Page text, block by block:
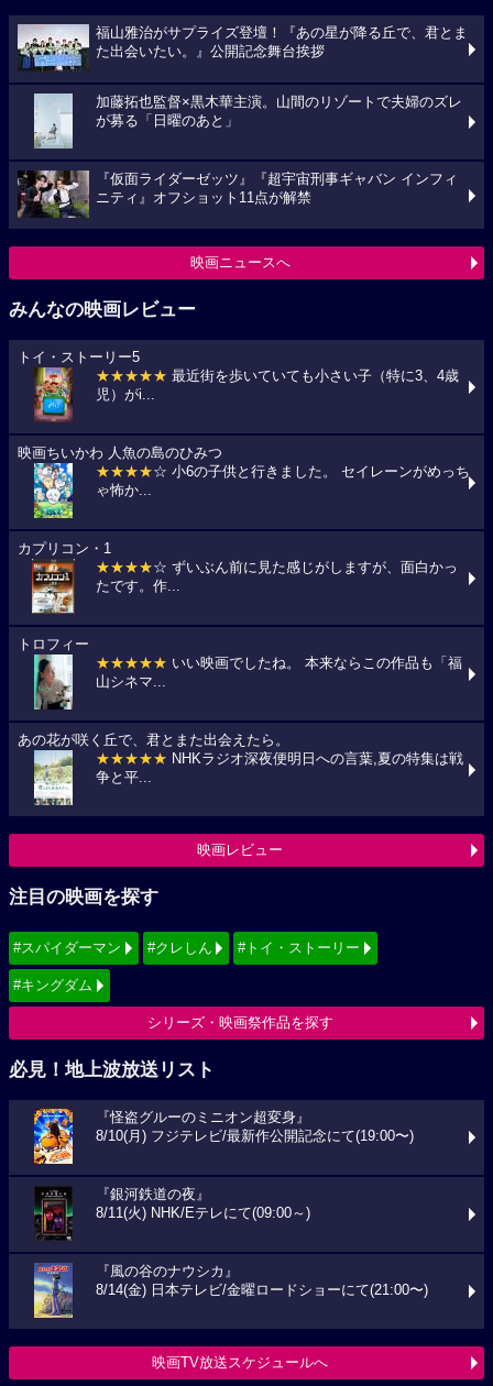
福山雅治がサプライズ登壇！『あの星が降る丘で、君とま
た出会いたい。』公開記念舞台挨拶
加藤拓也監督×黒木華主演。山間のリゾートで夫婦のズレ
が募る「日曜のあと」
『仮面ライダーゼッツ』『超宇宙刑事ギャバン インフィ
ニティ』オフショット11点が解禁
映画ニュースへ
みんなの映画レビュー
トイ・ストーリー5
★★★★★ 最近街を歩いていても小さい子（特に3、4歳
児）がi...
映画ちいかわ 人魚の島のひみつ
★★★★☆ 小6の子供と行きました。 セイレーンがめっち
ゃ怖か...
カプリコン・1
★★★★☆ ずいぶん前に見た感じがしますが、面白かっ
たです。作...
トロフィー
★★★★★ いい映画でしたね。 本来ならこの作品も「福
山シネマ...
あの花が咲く丘で、君とまた出会えたら。
★★★★★ NHKラジオ深夜便明日への言葉,夏の特集は戦
争と平...
映画レビュー
注目の映画を探す
#スパイダーマン #クレしん #トイ・ストーリー
#キングダム
シリーズ・映画祭作品を探す
必見！地上波放送リスト
『怪盗グルーのミニオン超変身』
8/10(月) フジテレビ/最新作公開記念にて(19:00〜)
『銀河鉄道の夜』
8/11(火) NHK/Eテレにて(09:00～)
『風の谷のナウシカ』
8/14(金) 日本テレビ/金曜ロードショーにて(21:00〜)
映画TV放送スケジュールへ